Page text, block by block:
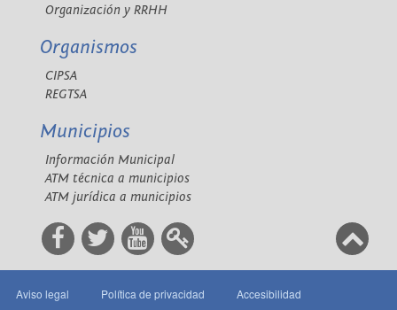
Organización y RRHH
Organismos
CIPSA
REGTSA
Municipios
Información Municipal
ATM técnica a municipios
ATM jurídica a municipios
Aviso legal Política de privacidad Accesibilidad